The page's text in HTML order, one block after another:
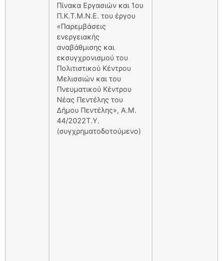
Πίνακα Εργασιών και 1ου
Π.Κ.Τ.Μ.Ν.Ε. του έργου
«Παρεμβάσεις
ενεργειακής
αναβάθμισης και
εκσυγχρονισμού του
Πολιτιστικού Κέντρου
Μελισσιών και του
Πνευματικού Κέντρου
Νέας Πεντέλης του
Δήμου Πεντέλης», Α.Μ.
44/2022Τ.Υ.
(συγχρηματοδοτούμενο)